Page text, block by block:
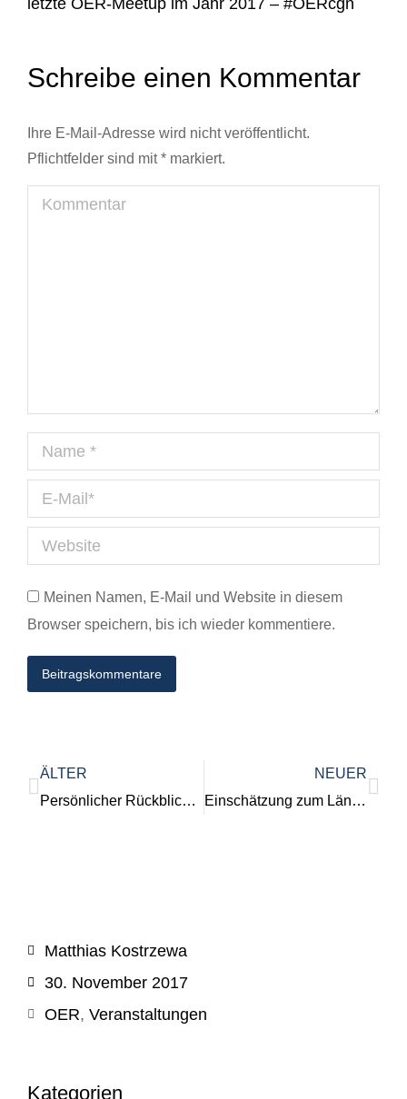
letzte OER-Meetup im Jahr 2017 – #OERcgn
Schreibe einen Kommentar
Ihre E-Mail-Adresse wird nicht veröffentlicht.
Pflichtfelder sind mit* markiert.
Kommentar
Name *
E-Mail *
Website
Meinen Namen, E-Mail und Website in diesem
Browser speichern, bis ich wieder kommentiere.
Beitragskommentare
ÄLTER
Persönlicher Rückblick auf die Diggi17-Tagung
NEUER
Einschätzung zum Länderindikator 2017
Matthias Kostrzewa
30. November 2017
OER, Veranstaltungen
Kategorien